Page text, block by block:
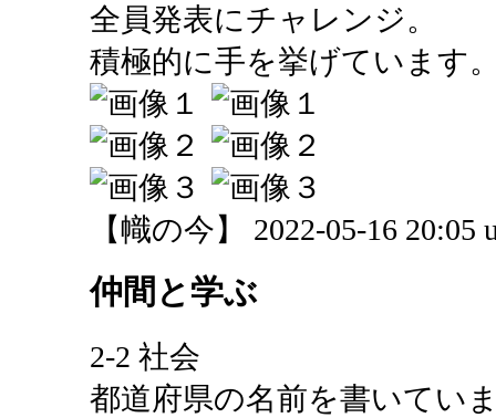
全員発表にチャレンジ。
積極的に手を挙げています
【幟の今】 2022-05-16 20:05
仲間と学ぶ
2-2 社会
都道府県の名前を書いてい